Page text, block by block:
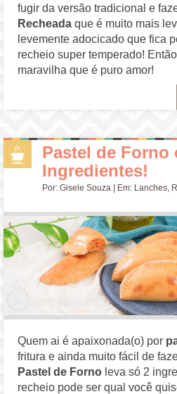
fugir da versão tradicional e
Recheada que é muito mais
levemente adocicado que fica
recheio super temperado!
maravilha que é puro amor!
Pastel de Forno
Ingredientes!
Por:Gisele Souza | Em: Lanches,
Quem ai é apaixonada(o) por
fritura e ainda muito fácil de
Pastel de Forno leva só 2
recheio pode ser qual você